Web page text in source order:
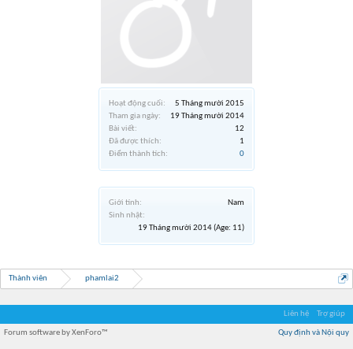
Hoạt động cuối:
5 Tháng mười 2015
Tham gia ngày:
19 Tháng mười 2014
Bài viết:
12
Đã được thích:
1
Điểm thành tích:
0
Giới tính:
Nam
Sinh nhật:
19 Tháng mười 2014(Age: 11)
Thành viên phamlai2
Liên hệ Trợ giúp
Quy định và Nội quy
Forum software by XenForo™